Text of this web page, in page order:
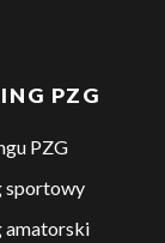
PZG
PZG
sportowy
amatorski